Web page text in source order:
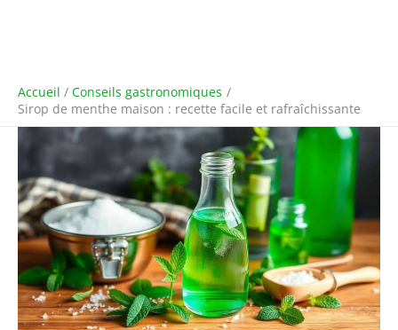
Accueil
Conseils gastronomiques
Sirop de menthe maison : recette facile et rafraîchissante